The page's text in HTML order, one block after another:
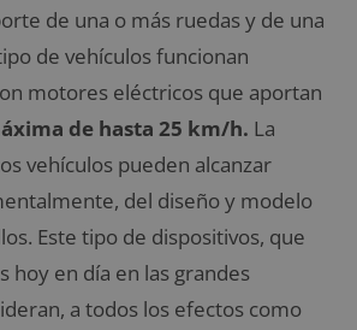
de una o más ruedas y de una
de vehículos funcionan
motores eléctricos que aportan
de hasta 25 km/h. La
vehículos pueden alcanzar
del diseño y modelo
Este tipo de dispositivos, que
hoy en día en las grandes
a todos los efectos como